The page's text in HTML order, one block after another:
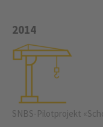
2014
SNBS-Pilotprojekt